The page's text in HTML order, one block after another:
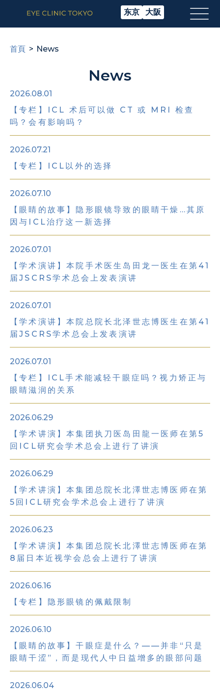
东京 大阪
首頁 News
News
2026.08.01
【专栏】ICL 术后可以做 CT 或 MRI 检查
吗？会有影响吗？
2026.07.21
【专栏】ICL以外的选择
2026.07.10
【眼睛的故事】隐形眼镜导致的眼睛干燥…其原
因与ICL治疗这一新选择
2026.07.01
【学术演讲】本院手术医生岛田龙一医生在第41
届JSCRS学术总会上发表演讲
2026.07.01
【学术演讲】本院总院长北泽世志博医生在第41
届JSCRS学术总会上发表演讲
2026.07.01
【专栏】ICL手术能减轻干眼症吗？视力矫正与
眼睛滋润的关系
2026.06.29
【学术讲演】本集团执刀医岛田龍一医师在第5
回ICL研究会学术总会上进行了讲演
2026.06.29
【学术讲演】本集团总院长北澤世志博医师在第
5回ICL研究会学术总会上进行了讲演
2026.06.23
【学术讲演】本集团总院长北澤世志博医师在第
8届日本近视学会总会上进行了讲演
2026.06.16
【专栏】隐形眼镜的佩戴限制
2026.06.10
【眼睛的故事】干眼症是什么？——并非“只是
眼睛干涩”，而是现代人中日益增多的眼部问题
2026.06.04